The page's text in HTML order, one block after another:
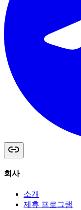
회사
소개
제휴 프로그램